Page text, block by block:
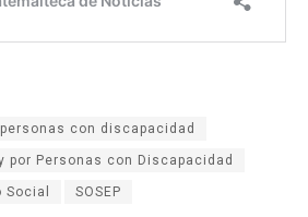
con discapacidad
por Personas con Discapacidad
SOSEP